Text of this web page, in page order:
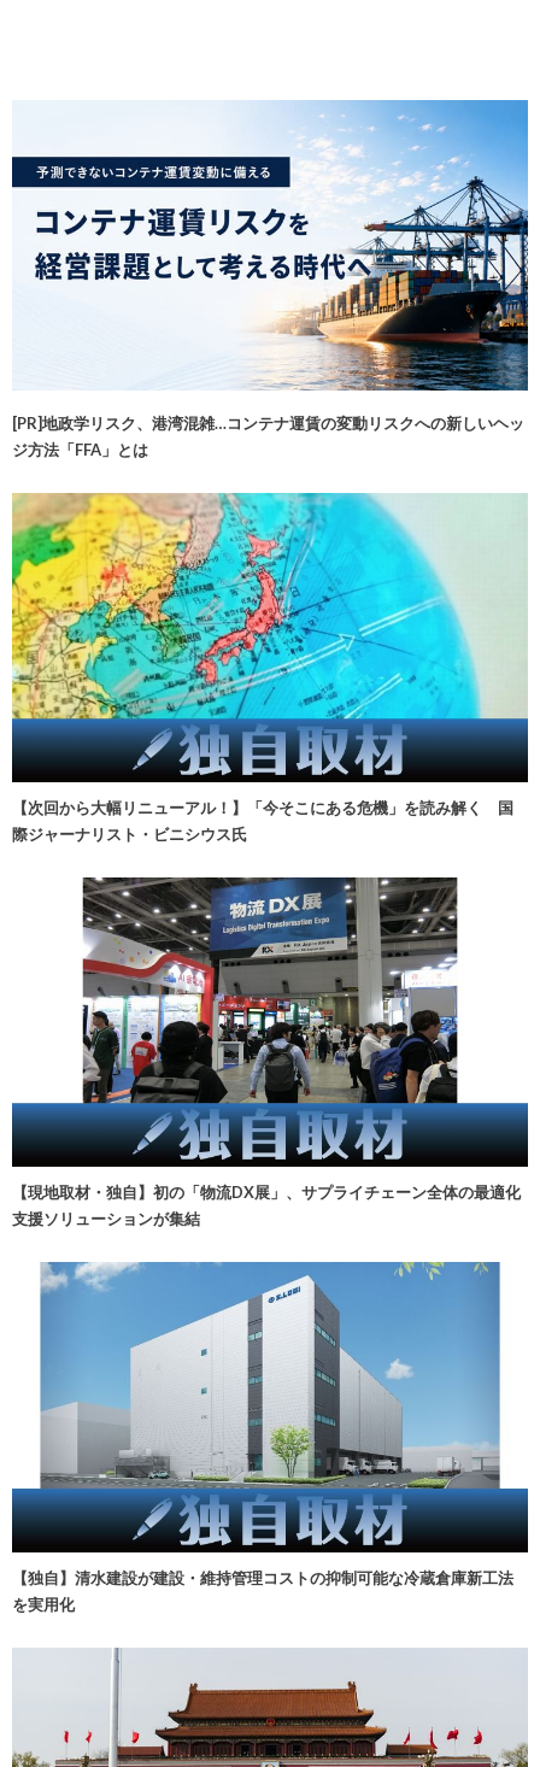
[PR]地政学リスク、港湾混雑…コンテナ運賃の変動リスクへの新しいヘッ
ジ方法「FFA」とは
【次回から大幅リニューアル！】「今そこにある危機」を読み解く 国
際ジャーナリスト・ビニシウス氏
【現地取材・独自】初の「物流DX展」、サプライチェーン全体の最適化
支援ソリューションが集結
【独自】清水建設が建設・維持管理コストの抑制可能な冷蔵倉庫新工法
を実用化